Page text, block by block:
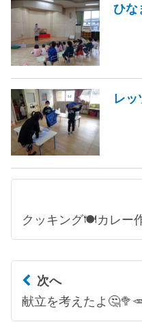
ひな
レッ
クッキング🍽️カレー
次へ
献立を考えたよ